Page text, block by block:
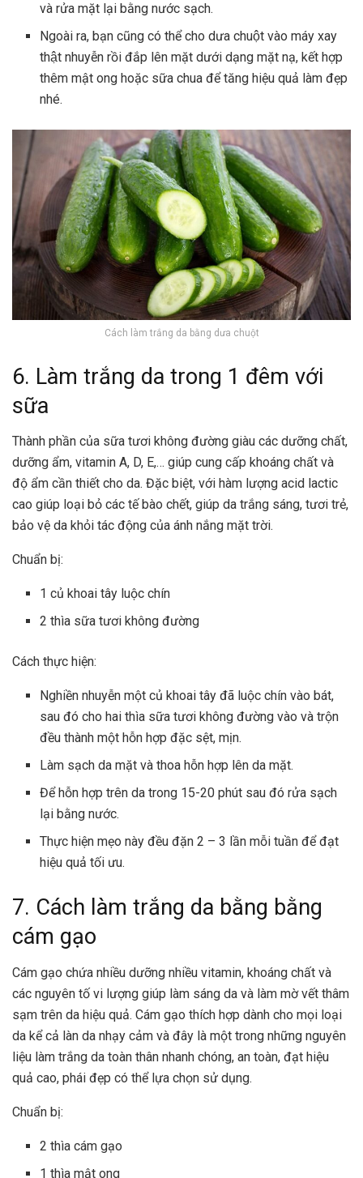
và rửa mặt lại bằng nước sạch.
Ngoài ra, bạn cũng có thể cho dưa chuột vào máy xay
thật nhuyễn rồi đắp lên mặt dưới dạng mặt nạ, kết hợp
thêm mật ong hoặc sữa chua để tăng hiệu quả làm đẹp
nhé.
Cách làm trắng da bằng dưa chuột
6. Làm trắng da trong 1 đêm với
sữa
Thành phần của sữa tươi không đường giàu các dưỡng chất,
dưỡng ẩm, vitamin A, D, E,… giúp cung cấp khoáng chất và
độ ẩm cần thiết cho da. Đặc biệt, với hàm lượng acid lactic
cao giúp loại bỏ các tế bào chết, giúp da trắng sáng, tươi trẻ,
bảo vệ da khỏi tác động của ánh nắng mặt trời.
Chuẩn bị:
1 củ khoai tây luộc chín
2 thìa sữa tươi không đường
Cách thực hiện:
Nghiền nhuyễn một củ khoai tây đã luộc chín vào bát,
sau đó cho hai thìa sữa tươi không đường vào và trộn
đều thành một hỗn hợp đặc sệt, mịn.
Làm sạch da mặt và thoa hỗn hợp lên da mặt.
Để hỗn hợp trên da trong 15-20 phút sau đó rửa sạch
lại bằng nước.
Thực hiện mẹo này đều đặn 2 – 3 lần mỗi tuần để đạt
hiệu quả tối ưu.
7. Cách làm trắng da bằng bằng
cám gạo
Cám gạo chứa nhiều dưỡng nhiều vitamin, khoáng chất và
các nguyên tố vi lượng giúp làm sáng da và làm mờ vết thâm
sạm trên da hiệu quả. Cám gạo thích hợp dành cho mọi loại
da kể cả làn da nhạy cảm và đây là một trong những nguyên
liệu làm trắng da toàn thân nhanh chóng, an toàn, đạt hiệu
quả cao, phái đẹp có thể lựa chọn sử dụng.
Chuẩn bị:
2 thìa cám gạo
1 thìa mật ong